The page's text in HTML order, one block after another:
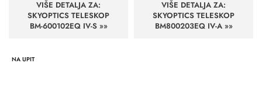
VIŠE DETALJA ZA:
SKYOPTICS TELESKOP
BM-600102EQ IV-S »»
VIŠE DETALJA ZA:
SKYOPTICS TELESKOP
BM800203EQ IV-A »»
NA UPIT